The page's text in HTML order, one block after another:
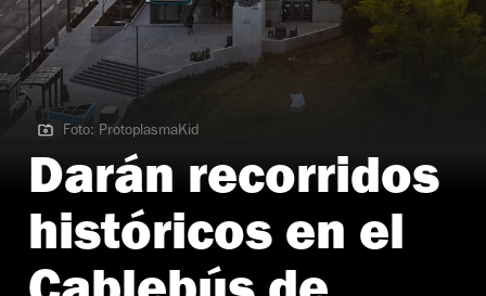
Foto: ProtoplasmaKid
Foto: ProtoplasmaKid
Darán recorridos
históricos en el